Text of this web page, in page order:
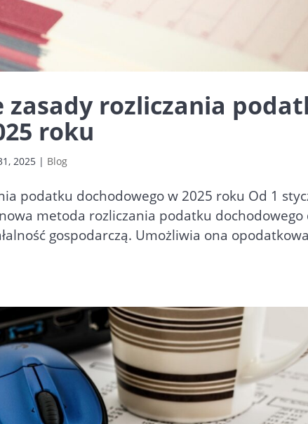
zasady rozliczania
roku
2025 | Blog
podatku dochodowego w 2025 roku Od 1
metoda rozliczania podatku dochodowego
gospodarczą. Umożliwia ona